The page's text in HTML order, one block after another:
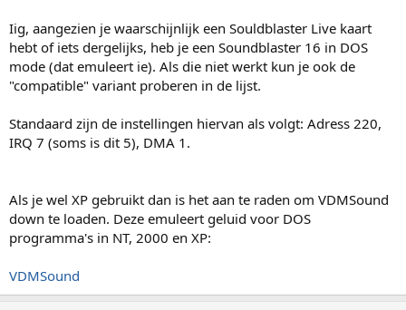
Iig, aangezien je waarschijnlijk een Souldblaster Live kaart
hebt of iets dergelijks, heb je een Soundblaster 16 in DOS
mode (dat emuleert ie). Als die niet werkt kun je ook de
"compatible" variant proberen in de lijst.
Standaard zijn de instellingen hiervan als volgt: Adress 220,
IRQ 7 (soms is dit 5), DMA 1.
Als je wel XP gebruikt dan is het aan te raden om VDMSound
down te loaden. Deze emuleert geluid voor DOS
programma's in NT, 2000 en XP:
VDMSound